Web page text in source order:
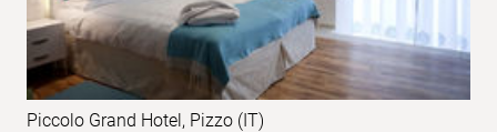
Piccolo Grand Hotel, Pizzo (IT)